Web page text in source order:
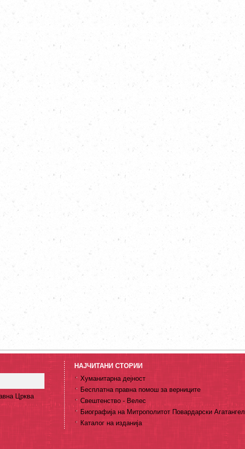
Црква
НАЈЧИТАНИ СТОРИИ
Хуманитарна дејност
Бесплатна правна помош за верниците
Свештенство - Велес
Биографија на Митрополитот Повардарски Агатангел
Каталог на изданија